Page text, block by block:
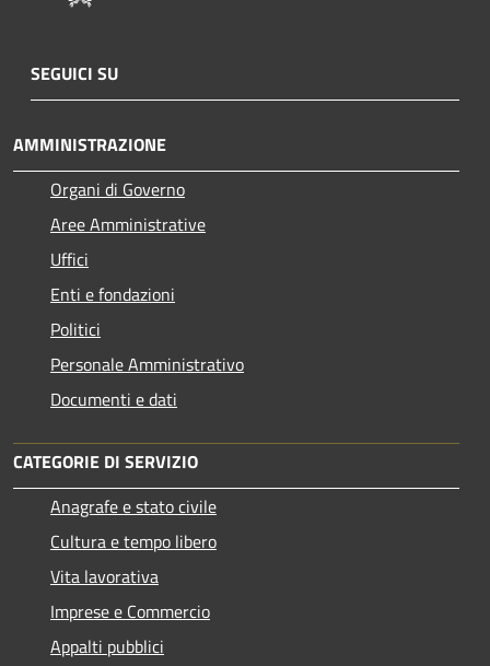
SEGUICI SU
AMMINISTRAZIONE
Organi di Governo
Aree Amministrative
Uffici
Enti e fondazioni
Politici
Personale Amministrativo
Documenti e dati
CATEGORIE DI SERVIZIO
Anagrafe e stato civile
Cultura e tempo libero
Vita lavorativa
Imprese e Commercio
Appalti pubblici